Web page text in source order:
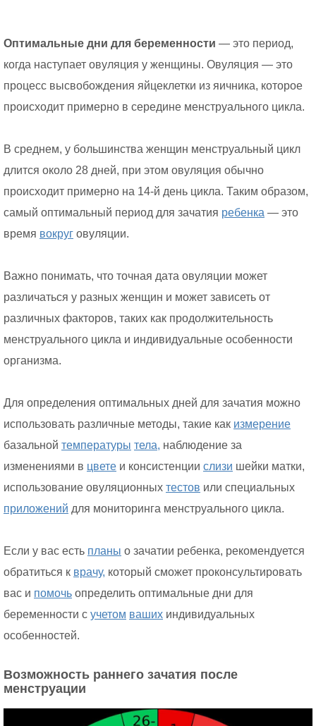
Оптимальные дни для беременности — это период,
когда наступает овуляция у женщины. Овуляция — это
процесс высвобождения яйцеклетки из яичника, которое
происходит примерно в середине менструального цикла.
В среднем, у большинства женщин менструальный цикл
длится около 28 дней, при этом овуляция обычно
происходит примерно на 14-й день цикла. Таким образом,
самый оптимальный период для зачатия ребенка — это
время вокруг овуляции.
Важно понимать, что точная дата овуляции может
различаться у разных женщин и может зависеть от
различных факторов, таких как продолжительность
менструального цикла и индивидуальные особенности
организма.
Для определения оптимальных дней для зачатия можно
использовать различные методы, такие как измерение
базальной температуры тела, наблюдение за
изменениями в цвете и консистенции слизи шейки матки,
использование овуляционных тестов или специальных
приложений для мониторинга менструального цикла.
Если у вас есть планы о зачатии ребенка, рекомендуется
обратиться к врачу, который сможет проконсультировать
вас и помочь определить оптимальные дни для
беременности с учетом ваших индивидуальных
особенностей.
Возможность раннего зачатия после
менструации